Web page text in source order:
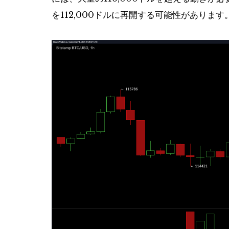
を112,000ドルに再開する可能性があります